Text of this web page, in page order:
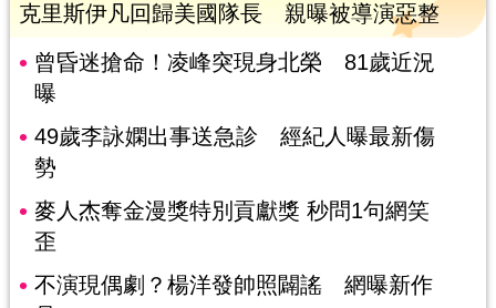
克里斯伊凡回歸美國隊長 親曝被導演惡整
曾昏迷搶命！凌峰突現身北榮 81歲近況
曝
49歲李詠嫻出事送急診 經紀人曝最新傷
勢
麥人杰奪金漫獎特別貢獻獎 秒問1句網笑
歪
不演現偶劇？楊洋發帥照闢謠 網曝新作